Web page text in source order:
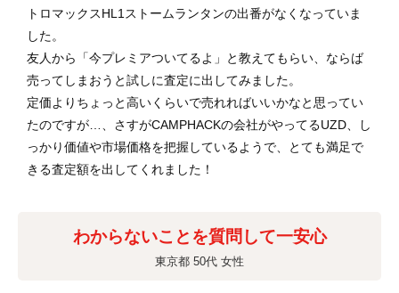
トロマックスHL1ストームランタンの出番がなくなっていま
した。
友人から「今プレミアついてるよ」と教えてもらい、ならば
売ってしまおうと試しに査定に出してみました。
定価よりちょっと高いくらいで売れればいいかなと思ってい
たのですが…、さすがCAMPHACKの会社がやってるUZD、し
っかり価値や市場価格を把握しているようで、とても満足で
きる査定額を出してくれました！
わからないことを質問して一安心
東京都 50代 女性